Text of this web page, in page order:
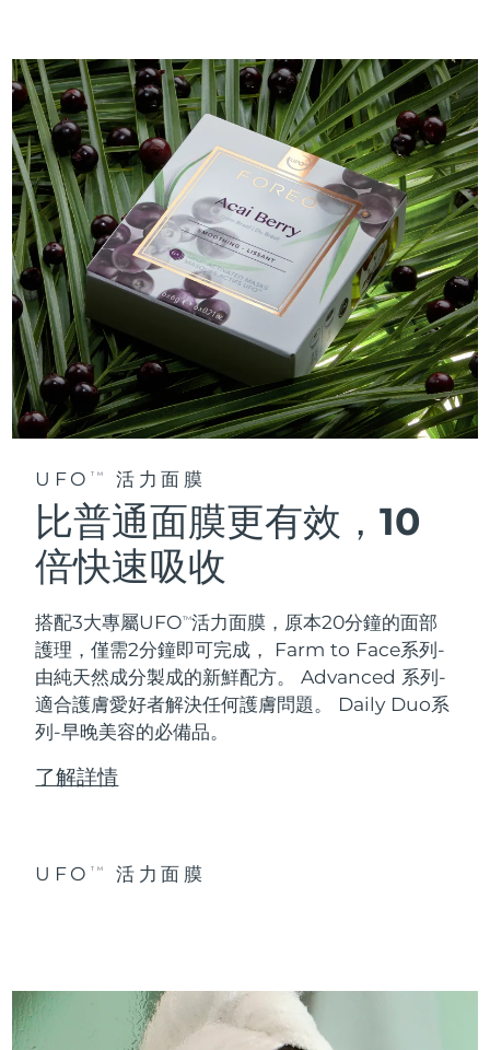
UFO TM 活力面膜
比普通面膜更有效，10
倍快速吸收
搭配3大專屬UFOTM活力面膜，原本20分鐘的面部
護理，僅需2分鐘即可完成，
Farm to Face系列-
由純天然成分製成的新鮮配方。 Advanced 系列-
適合護膚愛好者解決任何護膚問題。 Daily Duo系
列-早晚美容的必備品。
了解詳情
UFO TM 活力面膜